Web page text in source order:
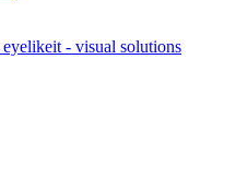
eyelikeit - visual solutions